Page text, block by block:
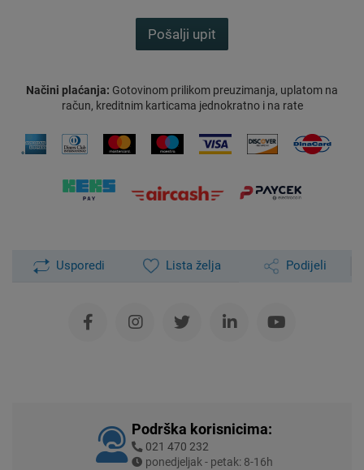
Pošalji upit
Načini plaćanja: Gotovinom prilikom preuzimanja, uplatom na
račun, kreditnim karticama jednokratno i na rate
Usporedi Lista želja Podijeli
Podrška korisnicima:
021 470 232
ponedjeljak - petak: 8-16h